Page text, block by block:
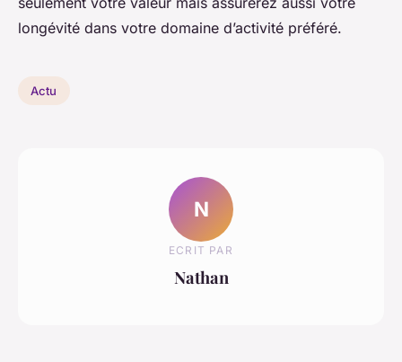
longévité dans votre domaine d’activité préféré.
Actu
N
ECRIT PAR
Nathan